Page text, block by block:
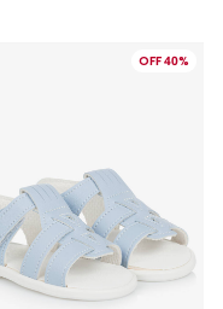
40% OFF